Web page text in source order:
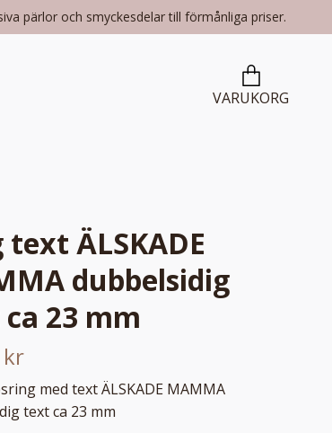
pärlor och smyckesdelar till förmånliga priser.
VARUKORG
text ÄLSKADE
dubbelsidig
23 mm
kr
med text ÄLSKADE MAMMA
text ca 23 mm